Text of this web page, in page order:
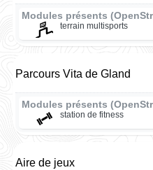
Modules présents
terrain multisports
Parcours Vita de Gland
Modules présents
station de fitness
Aire de jeux